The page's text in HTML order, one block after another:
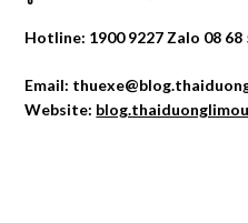
Hotline: 1900 9227 Zalo 08 68
Email:
Website: